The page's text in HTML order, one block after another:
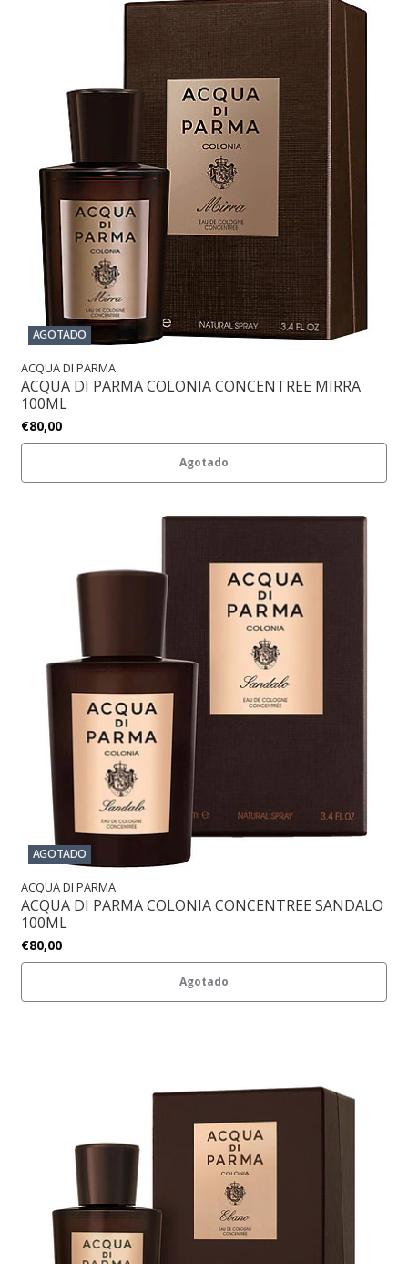
AGOTADO
ACQUA DI PARMA
ACQUA DI PARMA COLONIA CONCENTREE MIRRA
100ML
€80,00
Agotado
AGOTADO
ACQUA DI PARMA
ACQUA DI PARMA COLONIA CONCENTREE SANDALO
100ML
€80,00
Agotado